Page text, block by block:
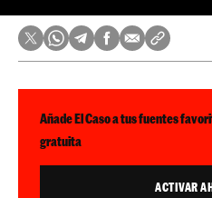
Añade El Caso a tus fuentes
gratuita
ACTIVAR